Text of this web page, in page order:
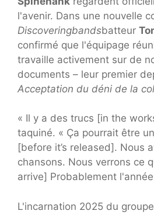
l'avenir. Dans une nouvelle
Discoveringbandsbatteur
confirmé que l'équipage
travaille activement sur de
documents – leur premier
Acceptation du déni de la
« Il y a des trucs [in the
taquiné. « Ça pourrait être
[before it’s released]. Nous
chansons. Nous verrons ce
arrive] Probablement
L'incarnation 2025 du